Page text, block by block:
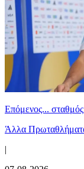
Επόμενος...
Άλλα
|